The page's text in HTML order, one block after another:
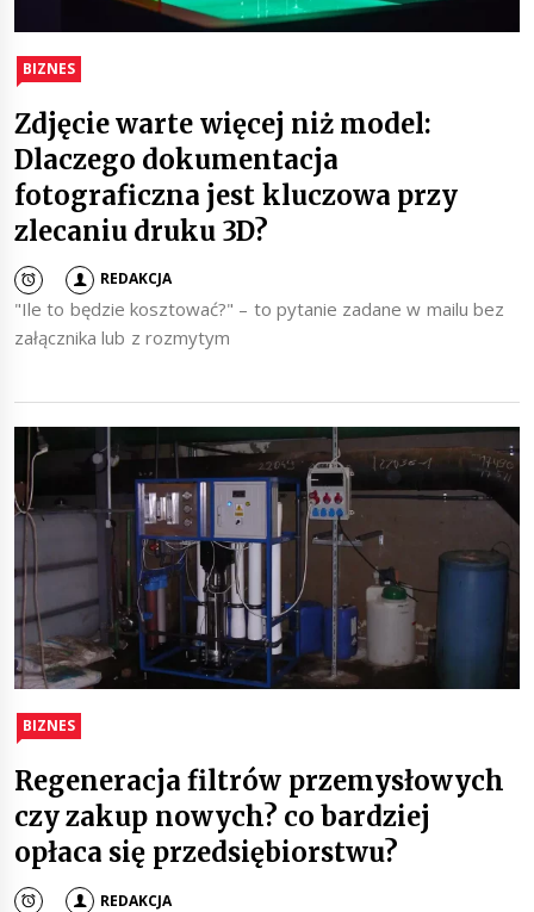
BIZNES
Zdjęcie warte więcej niż model:
Dlaczego dokumentacja
fotograficzna jest kluczowa przy
zlecaniu druku 3D?
REDAKCJA
"Ile to będzie kosztować?" – to pytanie zadane w mailu bez
załącznika lub z rozmytym
BIZNES
Regeneracja filtrów przemysłowych
czy zakup nowych? co bardziej
opłaca się przedsiębiorstwu?
REDAKCJA